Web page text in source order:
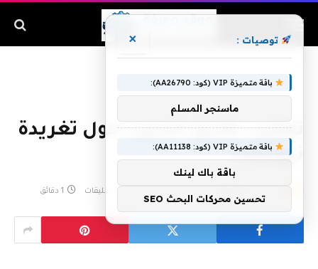
تعقيب طارق الحبيب حول تغريدة
نيوزيلندا
لا توجد تعليقات 1 دقائق
توصيات : ×
باقة متميزة VIP (كود: AA26790):
ماسنجر المسلم
باقة متميزة VIP (كود: AA11138):
باقة باك لينك
تحسين محركات البحث SEO